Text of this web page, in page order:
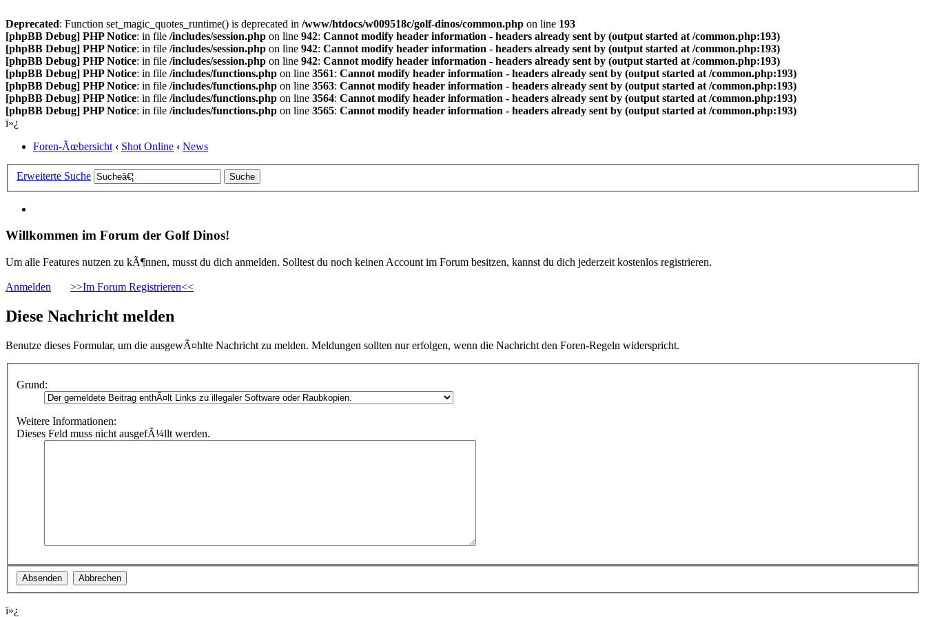
Deprecated: Function set_magic_quotes_runtime() is deprecated in /www/htdocs/w009518c/golf-dinos/common.php on line 193
[phpBB Debug] PHP Notice: in file /includes/session.php on line 942: Cannot modify header information - headers already sent by (output started at /common.php:193)
[phpBB Debug] PHP Notice: in file /includes/session.php on line 942: Cannot modify header information - headers already sent by (output started at /common.php:193)
[phpBB Debug] PHP Notice: in file /includes/session.php on line 942: Cannot modify header information - headers already sent by (output started at /common.php:193)
[phpBB Debug] PHP Notice: in file /includes/functions.php on line 3561: Cannot modify header information - headers already sent by (output started at /common.php:193)
[phpBB Debug] PHP Notice: in file /includes/functions.php on line 3563: Cannot modify header information - headers already sent by (output started at /common.php:193)
[phpBB Debug] PHP Notice: in file /includes/functions.php on line 3564: Cannot modify header information - headers already sent by (output started at /common.php:193)
[phpBB Debug] PHP Notice: in file /includes/functions.php on line 3565: Cannot modify header information - headers already sent by (output started at /common.php:193)
ï»¿
Foren-Ãœbersicht ‹ Shot Online ‹ News
Erweiterte Suche
Willkommen im Forum der Golf Dinos!
Um alle Features nutzen zu kÃ¶nnen, musst du dich anmelden. Solltest du noch keinen Account im Forum besitzen, kannst du dich jederzeit kostenlos registrieren.
Anmelden >>Im Forum Registrieren<<
Diese Nachricht melden
Benutze dieses Formular, um die ausgewÃ¤hlte Nachricht zu melden. Meldungen sollten nur erfolgen, wenn die Nachricht den Foren-Regeln widerspricht.
Grund:
Weitere Informationen:
Dieses Feld muss nicht ausgefÃ¼llt werden.
ï»¿